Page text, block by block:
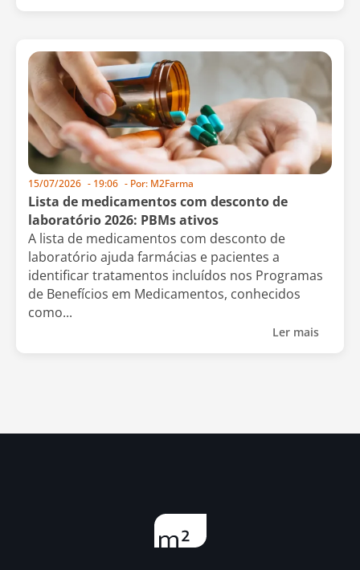
15/07/2026 - 19:06 - Por: M2Farma
Lista de medicamentos com desconto de
laboratório 2026: PBMs ativos
A lista de medicamentos com desconto de
laboratório ajuda farmácias e pacientes a
identificar tratamentos incluídos nos Programas
de Benefícios em Medicamentos, conhecidos
como...
Ler mais